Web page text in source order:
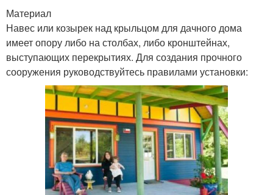
Материал
Навес или козырек над крыльцом для дачного дома
имеет опору либо на столбах, либо кронштейнах,
выступающих перекрытиях. Для создания прочного
сооружения руководствуйтесь правилами установки: